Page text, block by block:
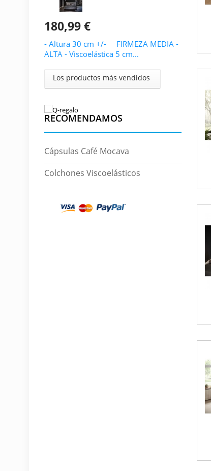
180,99 €
- Altura 30 cm +/- FIRMEZA MEDIA -
ALTA - Viscoelástica 5 cm...
Los productos más vendidos
RECOMENDAMOS
Cápsulas Café Mocava
Colchones Viscoelásticos